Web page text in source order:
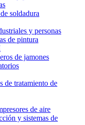
soldadura
y personas
de pintura
de jamones
de tratamiento de
de aire
y sistemas de